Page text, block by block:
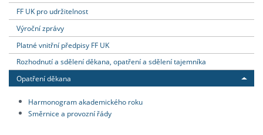
FF UK pro udržitelnost
Výroční zprávy
Platné vnitřní předpisy FF UK
Rozhodnutí a sdělení děkana, opatření a sdělení tajemníka
Opatření děkana
Harmonogram akademického roku
Směrnice a provozní řády